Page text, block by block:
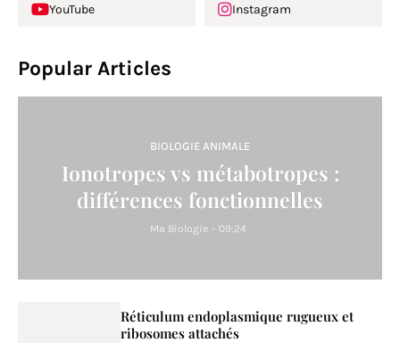
YouTube Instagram
Popular Articles
BIOLOGIE ANIMALE
Ionotropes vs métabotropes :
différences fonctionnelles
Ma Biologie - 09:24
Réticulum endoplasmique rugueux et
ribosomes attachés